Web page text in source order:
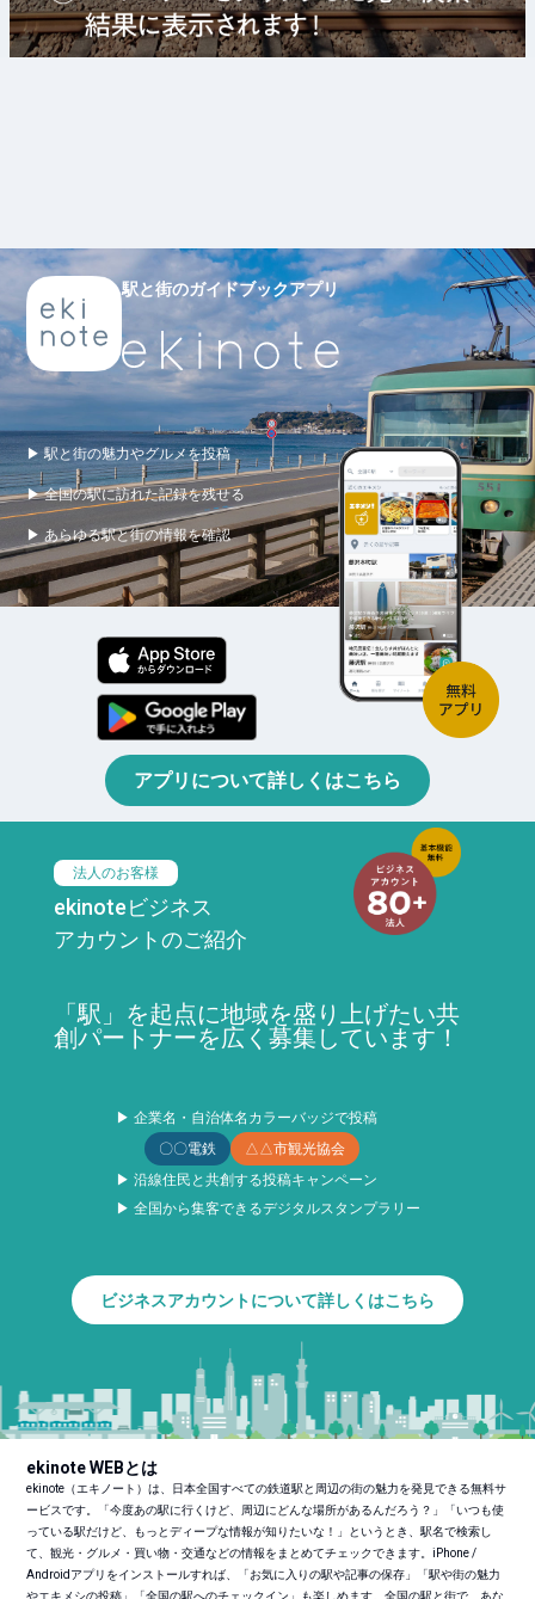
駅と街のガイドブックアプリ
▶ 駅と街の魅力やグルメを投稿
▶ 全国の駅に訪れた記録を残せる
▶ あらゆる駅と街の情報を確認
アプリについて詳しくはこちら
法人のお客様
ekinoteビジネス
アカウントのご紹介
「駅」を起点に地域を盛り上げたい共
創パートナーを広く募集しています！
▶ 企業名・自治体名カラーバッジで投稿
〇〇電鉄
△△市観光協会
▶ 沿線住民と共創する投稿キャンペーン
▶ 全国から集客できるデジタルスタンプラリー
ビジネスアカウントについて詳しくはこちら
ekinote WEBとは
ekinote（エキノート）は、日本全国すべての鉄道駅と周辺の街の魅力を発見できる無料サ
ービスです。「今度あの駅に行くけど、周辺にどんな場所があるんだろう？」「いつも使
っている駅だけど、もっとディープな情報が知りたいな！」というとき、駅名で検索し
て、観光・グルメ・買い物・交通などの情報をまとめてチェックできます。iPhone /
Androidアプリをインストールすれば、「お気に入りの駅や記事の保存」「駅や街の魅力
やエキメシの投稿」「全国の駅へのチェックイン」も楽しめます。全国の駅と街で、あな